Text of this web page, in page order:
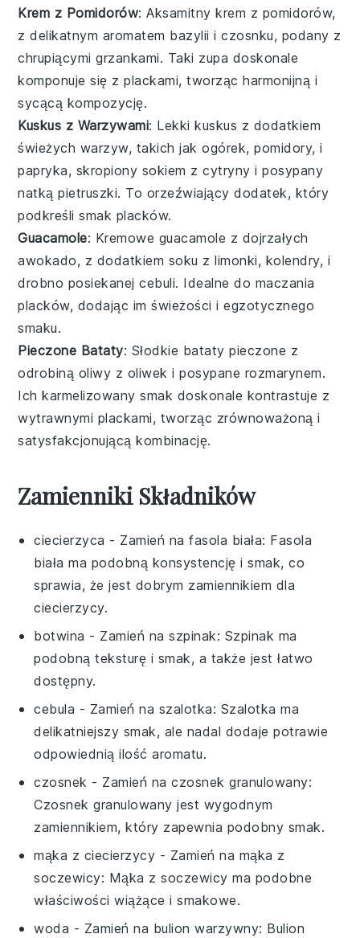
Krem z Pomidorów: Aksamitnykrem z pomidorów,
z delikatnym aromatem bazylii iczosnku, podany z
chrupiącymigrzankami. Taki zupa doskonale
komponuje się z plackami, tworząc harmonijną i
sycącą kompozycję.
Kuskus z Warzywami: Lekkikuskus z dodatkiem
świeżych warzyw, takich jakogórek,pomidory, i
papryka, skropiony sokiem z cytryny i posypany
natką pietruszki. To orzeźwiający dodatek, który
podkreśli smak placków.
Guacamole: Kremowe guacamole z dojrzałych
awokado, z dodatkiem soku z limonki, kolendry, i
drobno posiekanej cebuli. Idealne do maczania
placków, dodając im świeżości i egzotycznego
smaku.
Pieczone Bataty: Słodkie bataty pieczone z
odrobiną oliwy z oliwek i posypane rozmarynem.
Ich karmelizowany smak doskonale kontrastuje z
wytrawnymi plackami, tworząc zrównoważoną i
satysfakcjonującą kombinację.
Zamienniki Składników
ciecierzyca - Zamień nafasola biała: Fasola
biała ma podobną konsystencję i smak, co
sprawia, że jest dobrym zamiennikiem dla
ciecierzycy.
botwina - Zamień naszpinak: Szpinak ma
podobną teksturę i smak, a także jest łatwo
dostępny.
cebula - Zamień na szalotka: Szalotka ma
delikatniejszy smak, ale nadal dodaje potrawie
odpowiednią ilość aromatu.
czosnek - Zamień naczosnek granulowany:
Czosnek granulowany jest wygodnym
zamiennikiem, który zapewnia podobny smak.
mąka z ciecierzycy - Zamień na mąka z
soczewicy: Mąka z soczewicy ma podobne
właściwości wiążące i smakowe.
woda - Zamień na bulion warzywny: Bulion